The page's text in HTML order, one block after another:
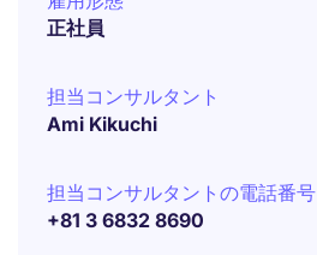
正社員
担当コンサルタント
Ami Kikuchi
担当コンサルタントの電話番号
+81 3 6832 8690